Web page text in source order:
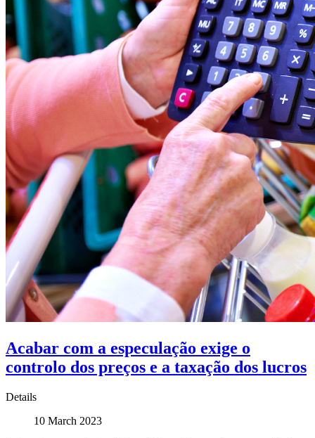
Acabar com a especulação exige o
controlo dos preços e a taxação dos lucros
Details
10 March 2023